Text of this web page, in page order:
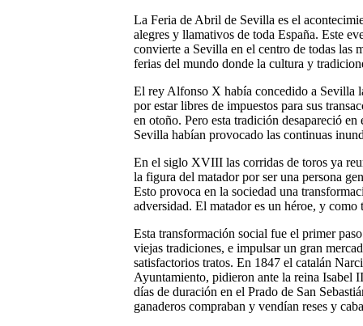
La Feria de Abril de Sevilla es el
alegres y llamativos de toda España. Este
convierte a Sevilla en el centro de todas las
ferias del mundo donde la cultura y
El rey Alfonso X había concedido a Sevilla
por estar libres de impuestos para sus
en otoño. Pero esta tradición desapareció
Sevilla habían provocado las continuas
En el siglo XVIII las corridas de toros ya
la figura del matador por ser una persona
Esto provoca en la sociedad una
adversidad. El matador es un héroe, y
Esta transformación social fue el primer
viejas tradiciones, e impulsar un gran
satisfactorios tratos. En 1847 el catalán
Ayuntamiento, pidieron ante la reina Isabel
días de duración en el Prado de San
ganaderos compraban y vendían reses y